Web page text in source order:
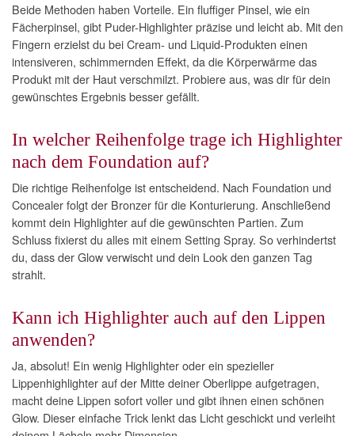
Beide Methoden haben Vorteile. Ein fluffiger Pinsel, wie ein
Fächerpinsel, gibt Puder-Highlighter präzise und leicht ab. Mit den
Fingern erzielst du bei Cream- und Liquid-Produkten einen
intensiveren, schimmernden Effekt, da die Körperwärme das
Produkt mit der Haut verschmilzt. Probiere aus, was dir für dein
gewünschtes Ergebnis besser gefällt.
In welcher Reihenfolge trage ich Highlighter
nach dem Foundation auf?
Die richtige Reihenfolge ist entscheidend. Nach Foundation und
Concealer folgt der Bronzer für die Konturierung. Anschließend
kommt dein Highlighter auf die gewünschten Partien. Zum
Schluss fixierst du alles mit einem Setting Spray. So verhindertst
du, dass der Glow verwischt und dein Look den ganzen Tag
strahlt.
Kann ich Highlighter auch auf den Lippen
anwenden?
Ja, absolut! Ein wenig Highlighter oder ein spezieller
Lippenhighlighter auf der Mitte deiner Oberlippe aufgetragen,
macht deine Lippen sofort voller und gibt ihnen einen schönen
Glow. Dieser einfache Trick lenkt das Licht geschickt und verleiht